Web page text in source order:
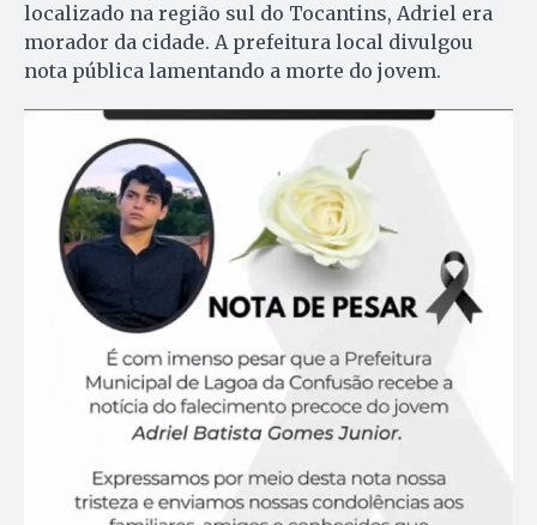
localizado na região sul do Tocantins, Adriel era
morador da cidade. A prefeitura local divulgou
nota pública lamentando a morte do jovem.